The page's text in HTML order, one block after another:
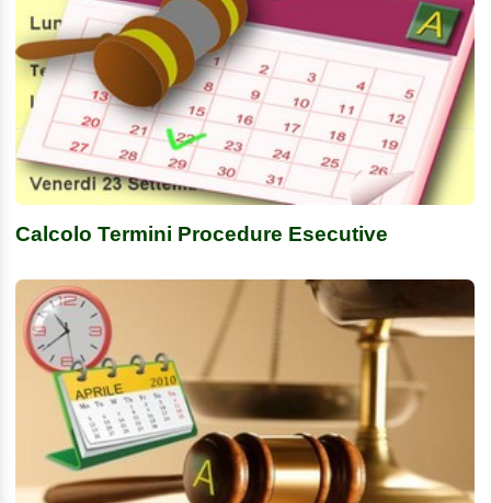
Calcolo Termini Procedure Esecutive